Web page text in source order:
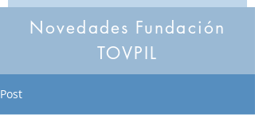
Novedades Fundación
TOVPIL
Post